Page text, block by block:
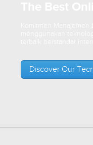
Discover Our